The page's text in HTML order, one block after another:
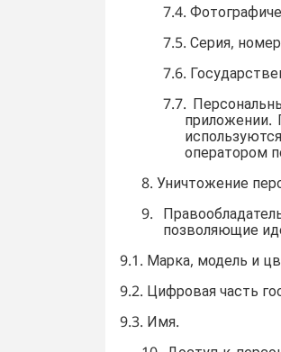
7.4.
7.5. Серия,
7.6.
7.7.
приложении.
оператором
8. Уничтожение
9.
позволяющие
9.1. Марка, модель и
9.2. Цифровая часть
9.3. Имя.